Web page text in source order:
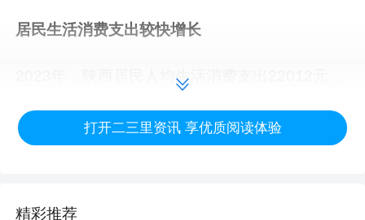
居民生活消费支出较快增长
2023年，陕西居民人均生活消费支出22012元，
同比增长10.9%。其中，城镇居民人均生活消费
支出27303元，增长10.2%；农村居民人均生活
附注
打开二三里资讯 享优质阅读体验
精彩推荐